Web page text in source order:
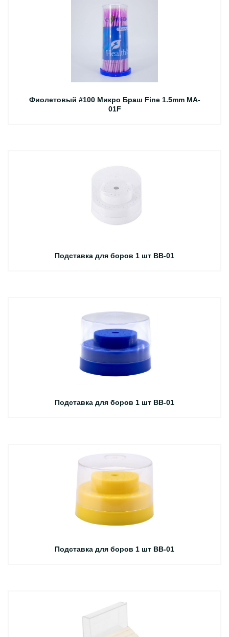
Фиолетовый #100 Микро Браш Fine 1.5mm MA-
01F
Подставка для боров 1 шт BB-01
Подставка для боров 1 шт BB-01
Подставка для боров 1 шт BB-01